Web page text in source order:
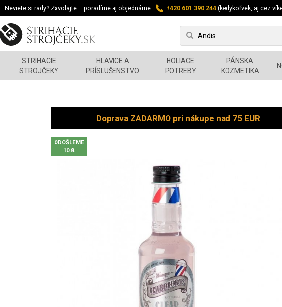
Neviete si rady? Zavolajte – poradíme aj objednáme: +420 601 390 244 (kedykoľvek, aj cez
STRIHACIE
STROJČEKY
HLAVICE A
PRÍSLUŠENSTVO
HOLIACE
POTREBY
PÁNSKA
KOZMETIKA
Doprava ZADARMO pri nákupe nad 75 EUR
ODOŠLEME
10.8.